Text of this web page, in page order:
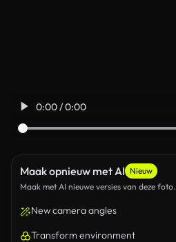
0:00 / 0:00
Maak opnieuw met AI Nieuw
Maak met AI nieuwe versies van deze foto.
New camera angles
Transform environment